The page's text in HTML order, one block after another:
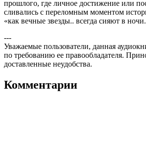
прошлого, где личное достижение или
сливались с переломным моментом
«как вечные звезды.. всегда сияют в
---
Уважаемые пользователи, данная
по требованию ее правообладателя.
доставленные неудобства.
Комментарии